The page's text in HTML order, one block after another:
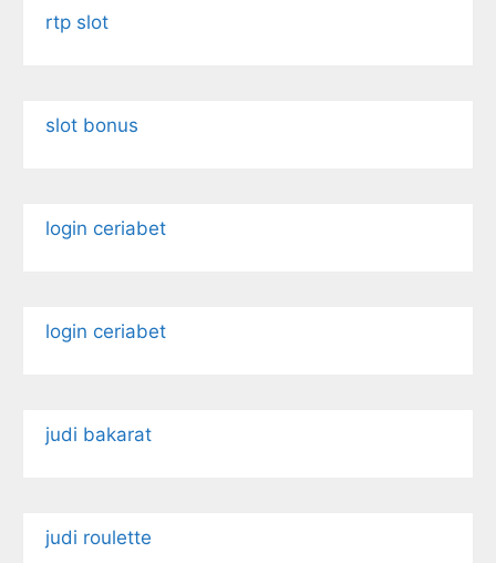
rtp slot
slot bonus
login ceriabet
login ceriabet
judi bakarat
judi roulette